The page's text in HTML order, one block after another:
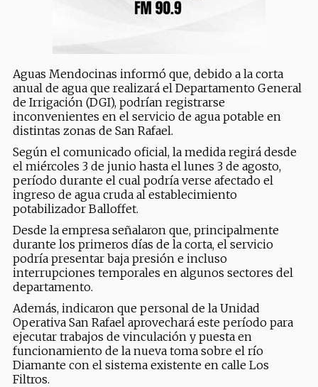
Aguas Mendocinas informó que, debido a la corta
anual de agua que realizará el Departamento General
de Irrigación (DGI), podrían registrarse
inconvenientes en el servicio de agua potable en
distintas zonas de San Rafael.
Según el comunicado oficial, la medida regirá desde
el miércoles 3 de junio hasta el lunes 3 de agosto,
período durante el cual podría verse afectado el
ingreso de agua cruda al establecimiento
potabilizador Balloffet.
Desde la empresa señalaron que, principalmente
durante los primeros días de la corta, el servicio
podría presentar baja presión e incluso
interrupciones temporales en algunos sectores del
departamento.
Además, indicaron que personal de la Unidad
Operativa San Rafael aprovechará este período para
ejecutar trabajos de vinculación y puesta en
funcionamiento de la nueva toma sobre el río
Diamante con el sistema existente en calle Los
Filtros.